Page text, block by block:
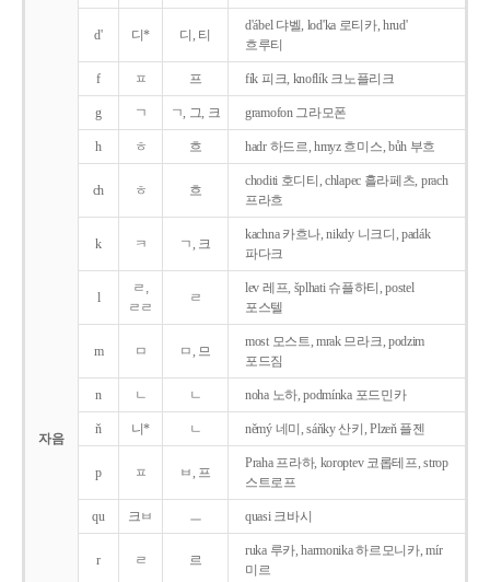
자음
d' 디* 디, 티
d'ábel 댜벨, lod'ka 로티카, hrud'
흐루티
f ㅍ 프 fík 피크, knoflík 크노플리크
g ㄱ ㄱ, 그, 크 gramofon 그라모폰
h ㅎ 흐 hadr 하드르, hmyz 흐미스, bůh 부흐
ch ㅎ 흐
choditi 호디티, chlapec 흘라페츠, prach
프라흐
k ㅋ ㄱ, 크
kachna 카흐나, nikdy 니크디, padák
파다크
l
ㄹ,
ㄹㄹ
ㄹ
lev 레프, šplhati 슈플하티, postel
포스텔
m ㅁ ㅁ, 므
most 모스트, mrak 므라크, podzim
포드짐
n ㄴ ㄴ noha 노하, podmínka 포드민카
ň 니* ㄴ němý 네미, sáňky 산키, Plzeň 플젠
p ㅍ ㅂ, 프
Praha 프라하, koroptev 코롭테프, strop
스트로프
qu 크ㅂ ㅡ quasi 크바시
r ㄹ 르
ruka 루카, harmonika 하르모니카, mír
미르